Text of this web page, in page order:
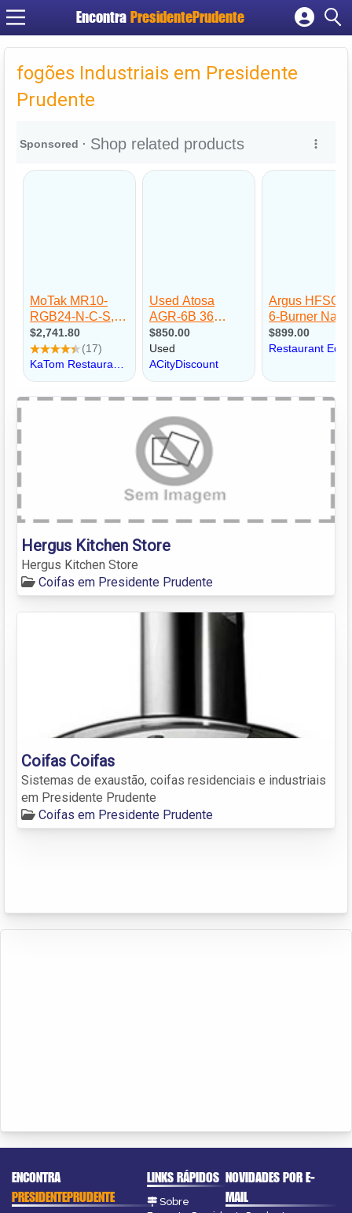
Encontra PresidentePrudente
Cadastrar empresa
Criar conta
fogões Industriais em Presidente
Prudente
Hergus Kitchen Store
Hergus Kitchen Store
Coifas em Presidente Prudente
Coifas Coifas
Sistemas de exaustão, coifas residenciais e industriais
em Presidente Prudente
Coifas em Presidente Prudente
ENCONTRA
PRESIDENTEPRUDENTE
LINKS RÁPIDOS
Sobre
NOVIDADES POR E-
MAIL